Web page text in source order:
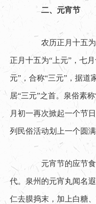
二、元宵节
农历正月十五为
正月十五为“上元”，七
元”，合称“三元”，据道
居“三元”之首。泉俗素
月初一再次掀起一个节
列民俗活动划上一个圆满
元宵节的应节食
代。泉州的元宵丸闻名
仁去膜捣末，加上白糖